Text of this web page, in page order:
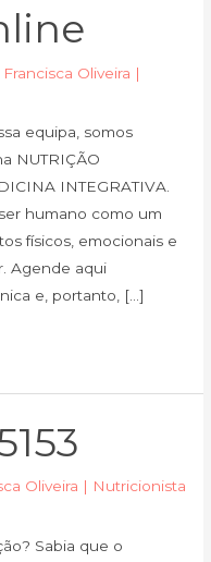
Francisca Oliveira |
equipa, somos
NUTRIÇÃO
INTEGRATIVA.
humano como um
físicos, emocionais e
Agende aqui
e, portanto, […]
Oliveira | Nutricionista
Sabia que o